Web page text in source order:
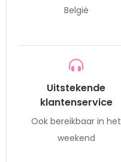
België
Uitstekende
klantenservice
Ook bereikbaar in het
weekend